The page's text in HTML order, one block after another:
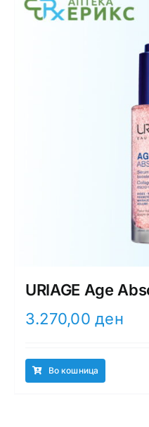
URIAGE Age
3.270,00ден
Во кошница